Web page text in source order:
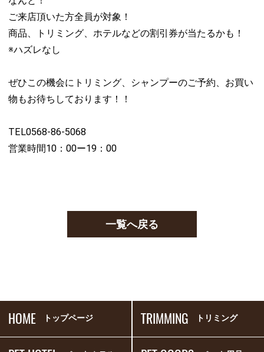
ご来店頂いた方全員が対象！
商品、トリミング、ホテルなどの割引券が当たるかも！
※ハズレなし
ぜひこの機会にトリミング、シャンプーのご予約、お買い
物もお待ちしております！！
TEL0568-86-5068
営業時間10：00ー19：00
一覧へ戻る
HOME トップページ TRIMMING トリミング